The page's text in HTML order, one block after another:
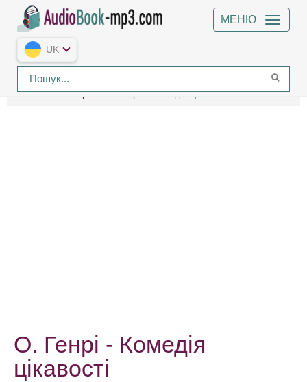
МЕНЮ
UK
Головна Автори О. Генрі Комедія цікавості
О. Генрі - Комедія
цікавості